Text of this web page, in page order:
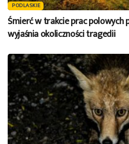
PODLASKIE
Śmierć w trakcie prac polowych
wyjaśnia okoliczności tragedii